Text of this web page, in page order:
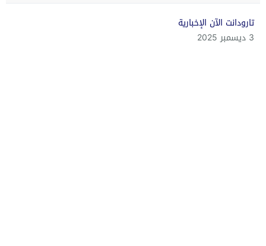
تارودانت الآن الإخبارية
3 ديسمبر 2025